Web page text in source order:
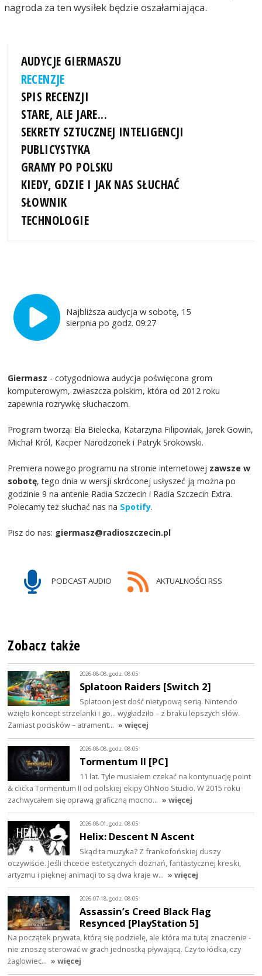
nagroda za ten wysiłek będzie oszałamiająca.
AUDYCJE GIERMASZU
RECENZJE
SPIS RECENZJI
STARE, ALE JARE...
SEKRETY SZTUCZNEJ INTELIGENCJI
PUBLICYSTYKA
GRAMY PO POLSKU
KIEDY, GDZIE I JAK NAS SŁUCHAĆ
SŁOWNIK
TECHNOLOGIE
Najbliższa audycja w sobotę, 15
sierpnia po godz. 09:27
Giermasz - cotygodniowa audycja poświęcona grom
komputerowym, zwłaszcza polskim, która od 2012 roku
zapewnia rozrywkę słuchaczom.
Program tworzą: Ela Bielecka, Katarzyna Filipowiak, Jarek Gowin,
Michał Król, Kacper Narodzonek i Patryk Srokowski.
Premiera nowego programu na stronie internetowej zawsze w
sobotę, tego dnia w wersji skróconej usłyszeć ją można po
godzinie 9 na antenie Radia Szczecin i Radia Szczecin Extra.
Polecamy też słuchać nas na Spotify.
Pisz do nas: giermasz@radioszczecin.pl
PODCAST AUDIO AKTUALNOŚCI RSS
Zobacz także
2026-08-08, godz. 08:05
Splatoon Raiders [Switch 2]
Splatoon jest dość nietypową serią. Nintendo
wzięło koncept strzelanki i go… wygładziło – z braku lepszych słów.
Zamiast pocisków – atrament… » więcej
2026-08-08, godz. 08:05
Tormentum II [PC]
11 lat. Tyle musiałem czekać na kontynuację point
& clicka Tormentum II od polskiej ekipy OhNoo Studio. W 2015 roku
zachwycałem się oprawą graficzną mocno… » więcej
2026-08-01, godz. 08:05
Helix: Descent N Ascent
Skąd ta muzyka? Z frankofońskiej duszy
oczywiście. Jeśli chcecie estetycznych doznań, fantastycznej kreski,
artyzmu i pięknej animacji to są dwa kraje w… » więcej
2026-07-18, godz. 08:05
Assassin’s Creed Black Flag
Resynced [PlayStation 5]
Na początek prywata, którą się podzielę, ale która ma tutaj znaczenie -
nie znoszę sterować w grach jednostką pływającą. Czy to łódka, czy
żaglowiec… » więcej